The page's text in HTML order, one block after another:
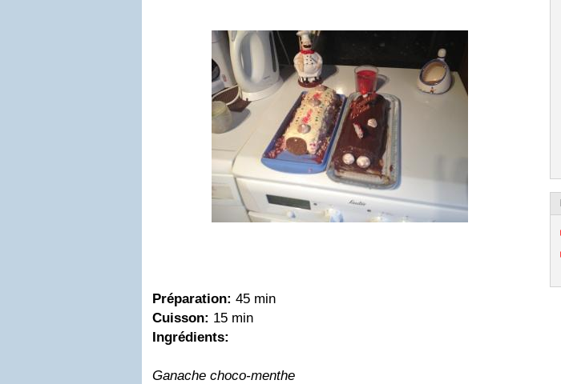
Préparation: 45 min
Cuisson: 15 min
Ingrédients:
Ganache choco-menthe